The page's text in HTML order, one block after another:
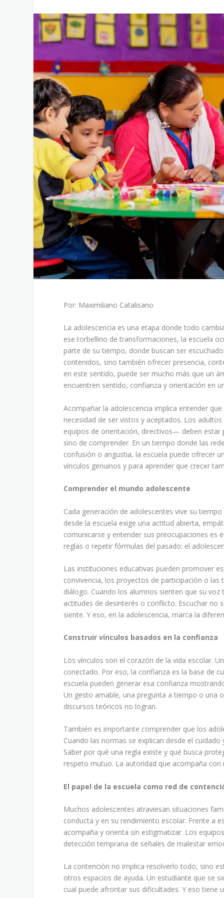
Por: Maximiliano Catalisano
La adolescencia es una etapa donde todo
ese torbellino de transformaciones, la escuela
parte de su tiempo, donde buscan ser
contenidos, sino también ofrecer presencia,
en este sentido, puede ser mucho más que un
encuentren sentido, confianza y orientación en
Acompañar la adolescencia implica entender
necesidad de ser vistos y aceptados. Los
equipos de orientación, directivos— deben estar
sino de comprender. En un tiempo donde las
confusión o angustia, la escuela puede ofrecer
vínculos genuinos y para aprender que crecer
Comprender el mundo adolescente
Cada generación de adolescentes vive su
desde la escuela exige una actitud abierta,
comunicarse y entender sus preocupaciones es
reglas o repetir fórmulas del pasado: el
Las instituciones educativas pueden promover
convivencia, los proyectos de participación o
diálogo. Cuando los alumnos sienten que su
actitudes de desinterés o conflicto. Escuchar
siente. Y eso, en la adolescencia, marca la
Construir vínculos basados en la confianza
Los vínculos son el corazón de la vida escolar.
conectado. Por eso, la confianza es la base de
escuela pueden generar esa confianza
Un gesto amable, una pregunta a tiempo o una
discursos teóricos no logran.
También es importante comprender que los
Cuando las normas se explican desde el
Saber por qué una regla existe y qué busca
respeto mutuo. La autoridad que acompaña
El papel de la escuela como red de
Muchos adolescentes atraviesan situaciones
conducta y en su rendimiento escolar. Frente a
acompaña y orienta sin estigmatizar. Los
detección temprana de señales de malestar
La contención no implica resolverlo todo, sino
otros espacios de ayuda. Un estudiante que se
cual puede afrontar sus dificultades. Y eso tiene